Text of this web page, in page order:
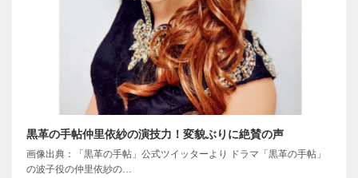
黒革の手帖仲里依紗の演技力！変貌ぶりに絶賛の声
画像出典：「黒革の手帖」公式ツイッターより ドラマ「黒革の手帖」
の波子役の仲里依紗の…